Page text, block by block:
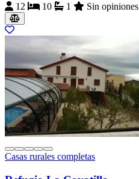
12
10 1 Sin opiniones
Casas rurales completas